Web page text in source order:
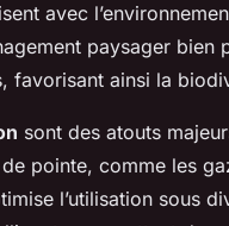
avec
paysager bien
favorisant ainsi la
sont des atouts
pointe, comme les
l’utilisation sous